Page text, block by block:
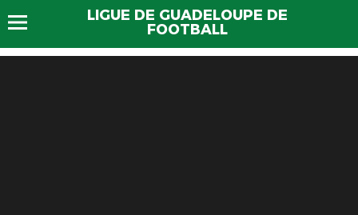
LIGUE DE GUADELOUPE DE
FOOTBALL